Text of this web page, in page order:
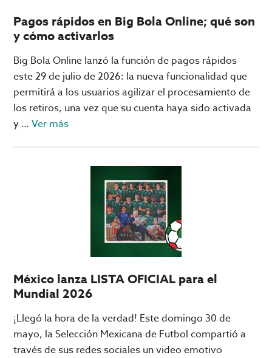
Pagos rápidos en Big Bola Online; qué son
y cómo activarlos
Big Bola Online lanzó la función de pagos rápidos
este 29 de julio de 2026: la nueva funcionalidad que
permitirá a los usuarios agilizar el procesamiento de
los retiros, una vez que su cuenta haya sido activada
y …Ver másacerca
rápidos
y
cómo
activarlos
México lanza LISTA OFICIAL para el
Mundial 2026
¡Llegó la hora de la verdad! Este domingo 30 de
mayo, la Selección Mexicana de Futbol compartió a
través de sus redes sociales un video emotivo